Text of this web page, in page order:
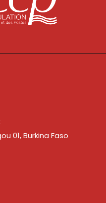
01, Burkina Faso